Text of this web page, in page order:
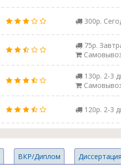
300р.
75р.
130р. 2-3
120р. 2-3
ВКР/Диплом Диссертация